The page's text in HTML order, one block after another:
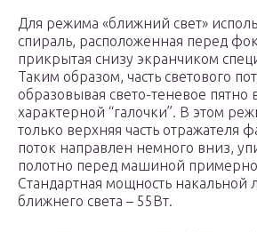
Для режима «ближний свет»
спираль, расположенная перед
прикрытая снизу экранчиком
Таким образом, часть светового
образовывая свето-теневое пятно
характерной “галочки”. В этом
только верхняя часть отражателя
поток направлен немного вниз,
полотно перед машиной
Стандартная мощность накальной
ближнего света – 55Вт.